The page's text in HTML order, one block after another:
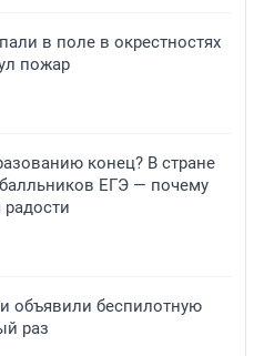
в поле в окрестностях
пожар
конец? В стране
ЕГЭ — почему
объявили беспилотную
раз